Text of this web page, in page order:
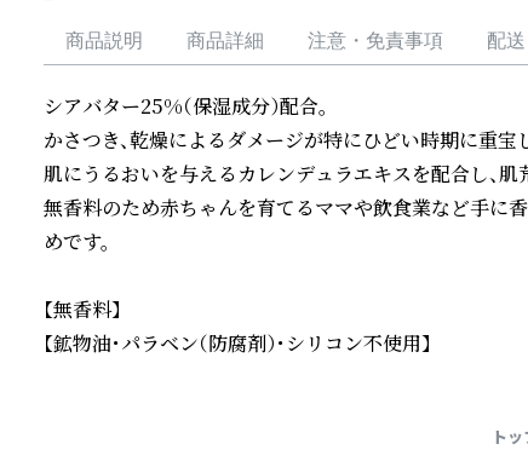
商品説明 商品詳細 注意・免責事項 配
シアバター25%（保湿成分）配合。
かさつき、乾燥によるダメージが特にひどい時期に重宝
肌にうるおいを与えるカレンデュラエキスを配合し、肌
無香料のため赤ちゃんを育てるママや飲食業など手に
めです。
【無香料】
【鉱物油・パラベン（防腐剤）・シリコン不使用】
トッ